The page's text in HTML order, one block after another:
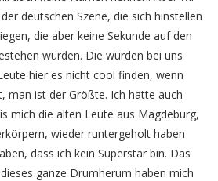
deutschen Szene, die sich hinstellen
die aber keine Sekunde auf den
würden. Die würden bei uns
hier es nicht cool finden, wenn
man ist der Größte. Ich hatte auch
mich die alten Leute aus Magdeburg,
wieder runtergeholt haben
dass ich kein Superstar bin. Das
ganze Drumherum haben mich